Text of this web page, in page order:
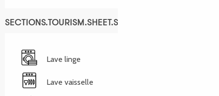
SECTIONS.TOURISM.SHEET.SERVICES
Lave linge
Lave vaisselle